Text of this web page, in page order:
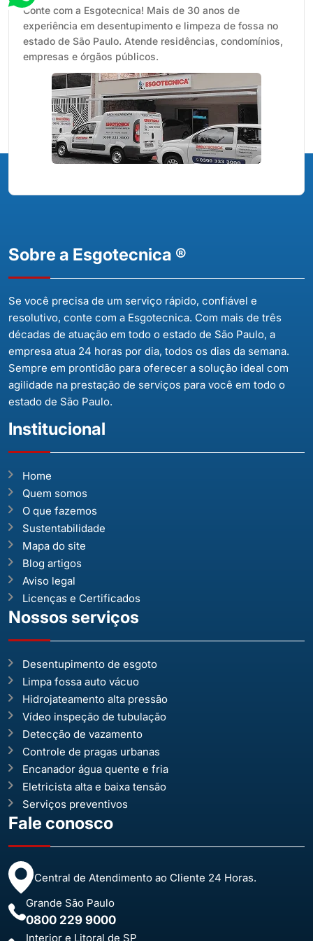
Conte com a Esgotecnica! Mais de 30 anos de
experiência em desentupimento e limpeza de fossa no
estado de São Paulo. Atende residências, condomínios,
empresas e órgãos públicos.
Sobre a Esgotecnica ®
Se você precisa de um serviço rápido, confiável e
resolutivo, conte com a Esgotecnica. Com mais de três
décadas de atuação em todo o estado de São Paulo, a
empresa atua 24 horas por dia, todos os dias da semana.
Sempre em prontidão para oferecer a solução ideal com
agilidade na prestação de serviços para você em todo o
estado de São Paulo.
Institucional
Home
Quem somos
O que fazemos
Sustentabilidade
Mapa do site
Blog artigos
Aviso legal
Licenças e Certificados
Nossos serviços
Desentupimento de esgoto
Limpa fossa auto vácuo
Hidrojateamento alta pressão
Vídeo inspeção de tubulação
Detecção de vazamento
Controle de pragas urbanas
Encanador água quente e fria
Eletricista alta e baixa tensão
Serviços preventivos
Fale conosco
Central de Atendimento ao Cliente 24 Horas.
Grande São Paulo
0800 229 9000
Interior e Litoral de SP